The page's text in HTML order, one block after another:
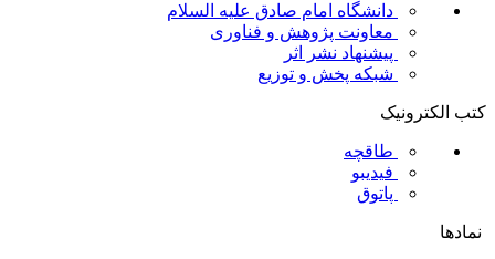
دانشگاه امام صادق علیه السلام
معاونت پژوهش و فناوری
پیشنهاد نشر اثر
شبکه پخش و توزیع
کتب الکترونیک
طاقچه
فیدیبو
پاتوق
نمادها